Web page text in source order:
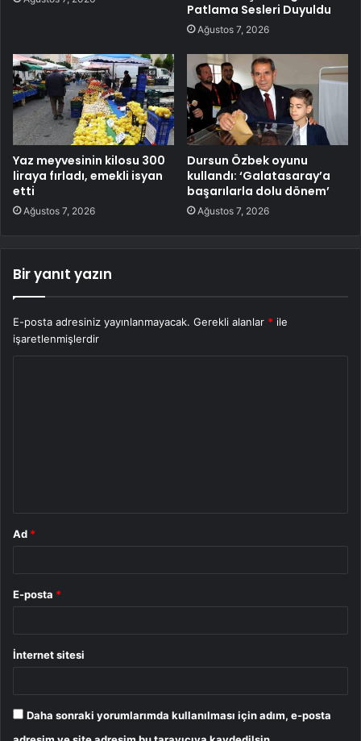
Patlama Sesleri Duyuldu
Ağustos 7, 2026
Yaz meyvesinin kilosu 300
liraya fırladı, emekli isyan
etti
Ağustos 7, 2026
Dursun Özbek oyunu
kullandı: ‘Galatasaray’a
başarılarla dolu dönem’
Ağustos 7, 2026
Bir yanıt yazın
E-posta adresiniz yayınlanmayacak. Gerekli alanlar * ile
işaretlenmişlerdir
Ad *
E-posta *
İnternet sitesi
Daha sonraki yorumlarımda kullanılması için adım, e-posta